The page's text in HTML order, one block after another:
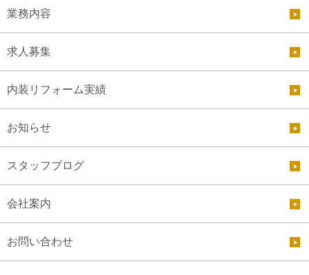
業務内容
求人募集
内装リフォーム実績
お知らせ
スタッフブログ
会社案内
お問い合わせ